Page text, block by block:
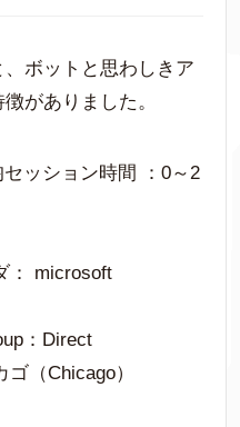
ボットと思わしきア
がありました。
セッション時間 ：0～2
： microsoft
：Direct
（Chicago）